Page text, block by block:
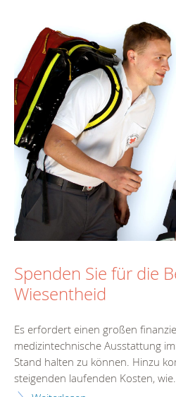
Spenden Sie für die
Wiesentheid
Es erfordert einen großen
medizintechnische Ausstattung
Stand halten zu können. Hinzu
steigenden laufenden Kosten,